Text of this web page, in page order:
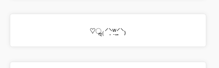
♡ॢ₍⸍⸌̣ʷ̣̫⸍̣⸌₎